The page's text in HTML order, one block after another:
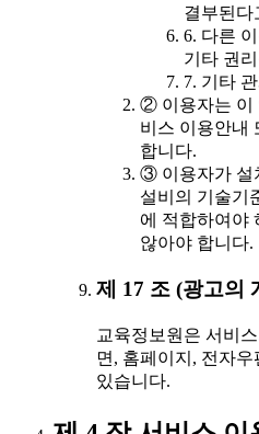
결부된다
6. 다른
기타 권
7. 기타
② 이용자는 이
비스 이용안내
합니다.
③ 이용자가 설
설비의 기술기
에 적합하여야
않아야 합니다.
제 17 조 (광고의
교육정보원은 서비
면, 홈페이지, 전자
있습니다.